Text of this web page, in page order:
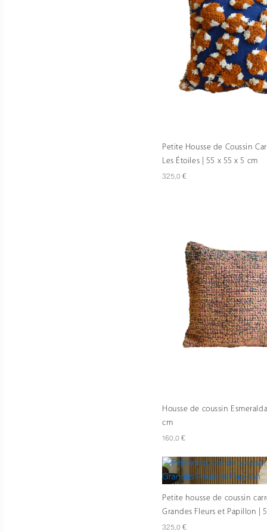
Petite Housse de Coussin
Les Étoiles | 55 x 55 x 5 cm
325,0 €
Housse de coussin
cm
160,0 €
Petite housse de coussin
Grandes Fleurs et Papillon |
325,0 €